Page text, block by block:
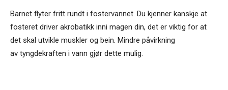
Barnet flyter fritt rundt i fostervannet. Du kjenner kanskje at
fosteret driver akrobatikk inni magen din, det er viktig for at
det skal utvikle muskler og bein. Mindre påvirkning
av tyngdekraften i vann gjør dette mulig.